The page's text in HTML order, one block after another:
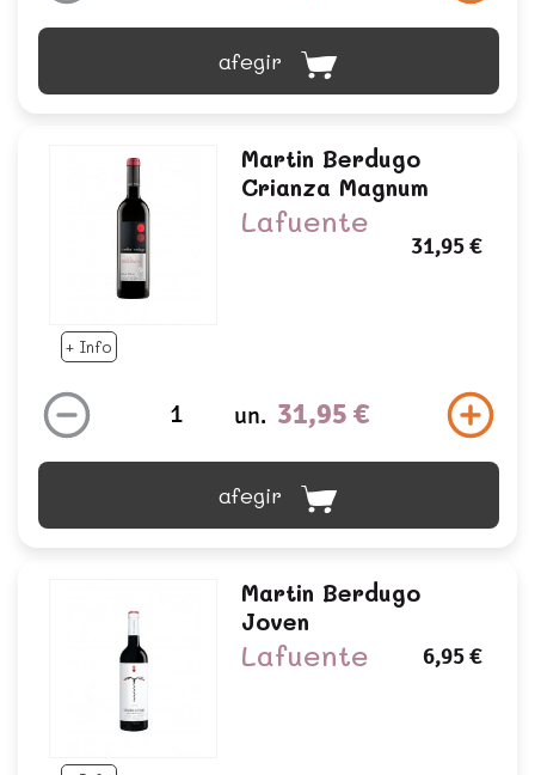
afegir
+ Info
Martin Berdugo
Crianza Magnum
Lafuente
31,95 €
un. 31,95 €
afegir
Martin Berdugo
Joven
Lafuente 6,95 €